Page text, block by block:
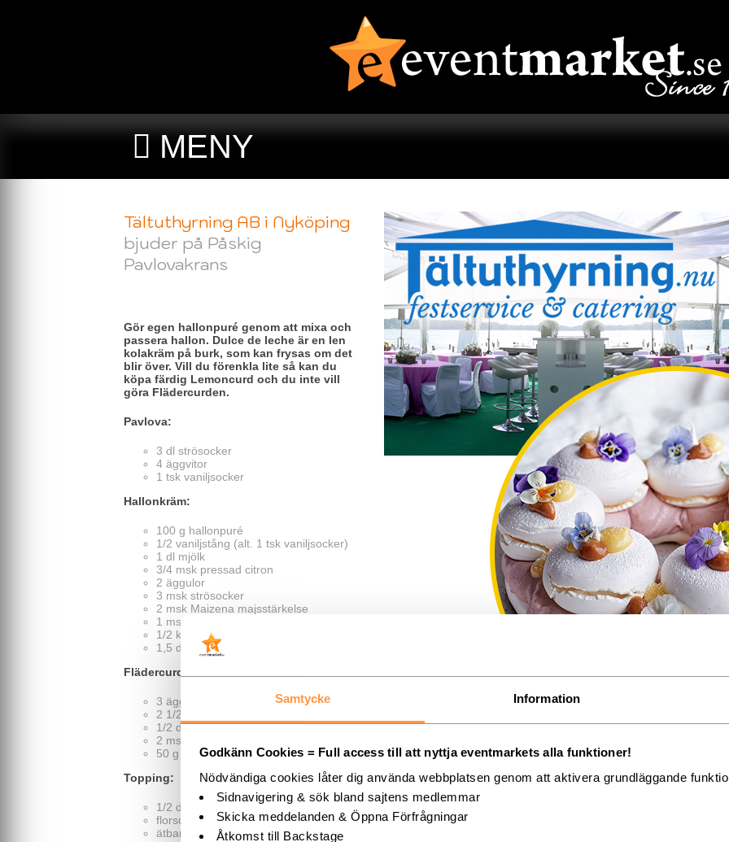
Samtycke Information
Godkänn Cookies = Full access till att nyttja eventmarkets alla funktioner!
Nödvändiga cookies låter dig använda webbplatsen genom att aktivera grundläggande
Sidnavigering & sök bland sajtens medlemmar
Skicka meddelanden & Öppna Förfrågningar
Åtkomst till Backstage
MENY
Tältuthyrning AB i Nyköping
bjuder på Påskig
Pavlovakrans
Gör egen hallonpuré genom att mixa och
passera hallon. Dulce de leche är en len
kolakräm på burk, som kan frysas om det
blir över. Vill du förenkla lite så kan du
köpa färdig Lemoncurd och du inte vill
göra Flädercurden.
Pavlova:
3 dl strösocker
4 äggvitor
1 tsk vaniljsocker
Hallonkräm:
100 g hallonpuré
1/2 vaniljstång (alt. 1 tsk vaniljsocker)
1 dl mjölk
3/4 msk pressad citron
2 äggulor
3 msk strösocker
2 msk Maizena majsstärkelse
1 msk smör
1/2 krm salt
1,5 dl vispgrädde
Flädercurd:
3 äggulor
2 1/2 msk + 2 1/2 msk strösocker
1/2 dl konc flädersaft
2 msk pressad citron
50 g smör
Topping:
1/2 dl dulce de leche ­(karamelliserad mjölk)
florsocker
ätbara blommor och blad